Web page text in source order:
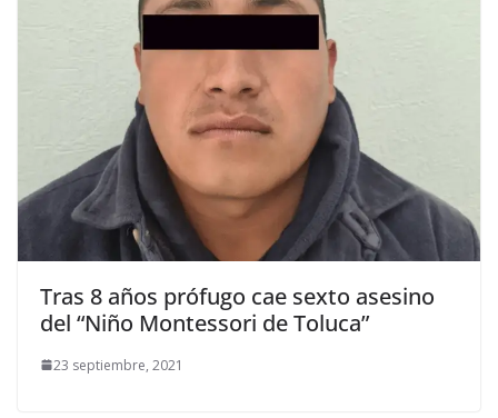
Tras 8 años prófugo cae sexto asesino
del “Niño Montessori de Toluca”
23 septiembre, 2021